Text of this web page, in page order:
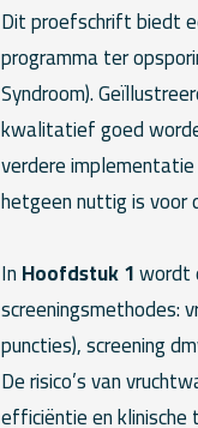
Dit proefschrift biedt
programma ter
Syndroom).
kwalitatief goed
verdere
hetgeen nuttig is voor
InHoofdstuk 1wordt
screeningsmethodes:
puncties), screening
De risico’s van
efficiëntie en klinische